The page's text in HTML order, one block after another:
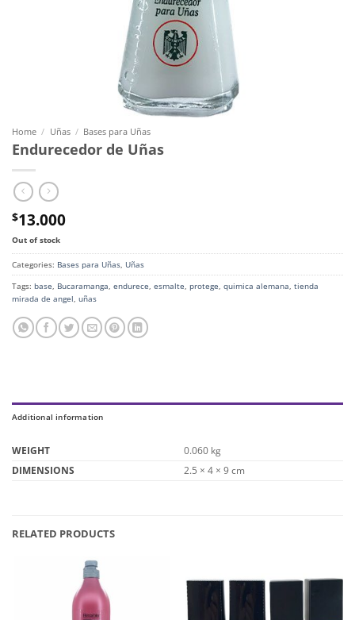
Home / Uñas / Bases para Uñas
Endurecedor de Uñas
$13.000
Out of stock
Categories: Bases para Uñas, Uñas
Tags: base, Bucaramanga, endurece, esmalte, protege, quimica alemana, tienda
mirada de angel, uñas
Additional information
WEIGHT
0.060 kg
DIMENSIONS
2.5 × 4 × 9 cm
RELATED PRODUCTS